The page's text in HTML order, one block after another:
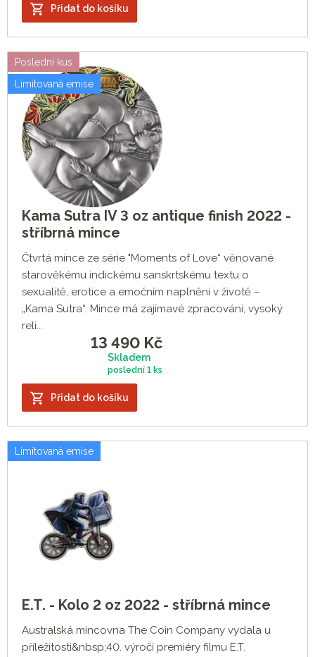
Přidat do košíku
Poslední kus
Limitovaná emise
Kama Sutra IV 3 oz antique finish 2022 -
stříbrná mince
Čtvrtá mince ze série "Moments of Love“ věnované
starověkému indickému sanskrtskému textu o
sexualitě, erotice a emočním naplnění v životě –
„Kama Sutra“. Mince má zajímavé zpracování, vysoký
reli...
13 490 Kč
Skladem
poslední 1 ks
Přidat do košíku
Limitovaná emise
E.T. - Kolo 2 oz 2022 - stříbrná mince
Australská mincovna The Coin Company vydala u
příležitosti&nbsp;40. výročí premiéry filmu E.T.